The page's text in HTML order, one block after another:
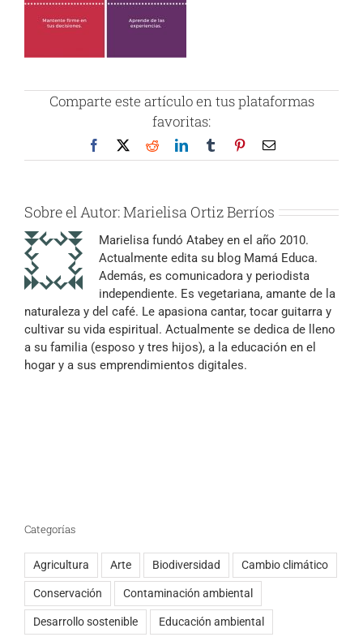
Comparte este artículo en tus plataformas
favoritas:
Facebook RedditLinkedInTumblr PinterestCorreo
electrónico
Sobre el Autor:Marielisa Ortiz Berríos
Marielisa fundó Atabey en el año 2010.
Actualmente edita su blog Mamá Educa.
Además, es comunicadora y periodista
independiente. Es vegetariana, amante de la
naturaleza y del café. Le apasiona cantar, tocar guitarra y
cultivar su vida espiritual. Actualmente se dedica de lleno
a su familia (esposo y tres hijos), a la educación en el
hogar y a sus emprendimientos digitales.
Categorías
Agricultura Arte Biodiversidad Cambio climático
Conservación Contaminación ambiental
Desarrollo sostenible Educación ambiental